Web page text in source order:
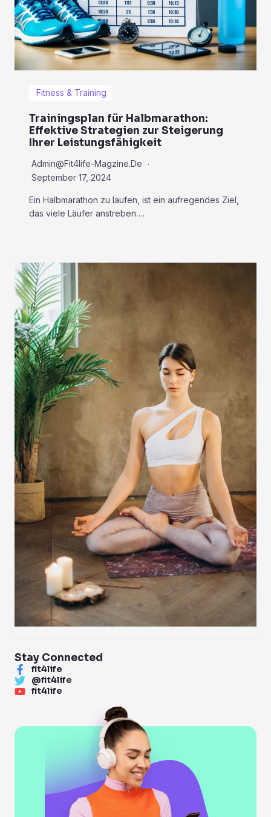
Fitness & Training
Trainingsplan für Halbmarathon:
Effektive Strategien zur Steigerung
Ihrer Leistungsfähigkeit
Admin@fit4life-Magzine.de
September 17, 2024
Ein Halbmarathon zu laufen, ist ein aufregendes Ziel,
das viele Läufer anstreben….
Stay Connected
fit4life
@fit4life
fit4life